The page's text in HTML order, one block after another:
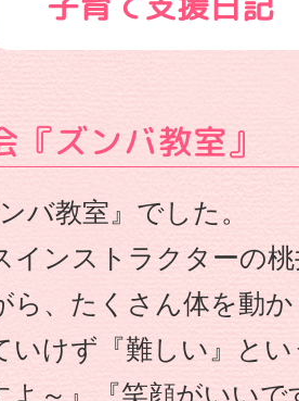
『ズンバ教室』
バ教室』でした。
インストラクターの
ら、たくさん体を動
いけず『難しい』と
よ～』『笑顔がいい